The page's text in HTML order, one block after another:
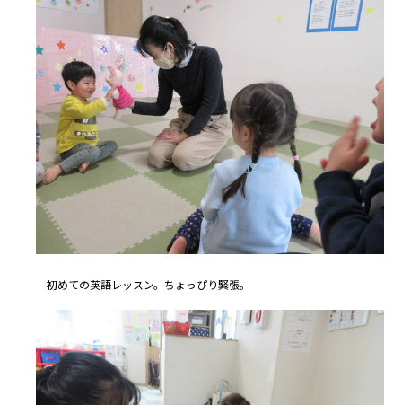
初めての英語レッスン。ちょっぴり緊張。